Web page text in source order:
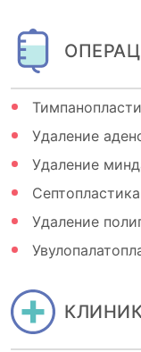
Удаление
Удаление
Септопластика
Удаление